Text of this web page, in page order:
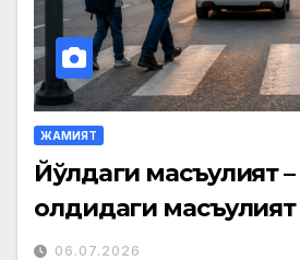
ЖАМИЯТ
Йўлдаги масъулият –
олдидаги масъулият
06.07.2026